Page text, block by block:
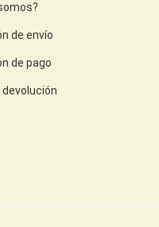
de envío
de pago